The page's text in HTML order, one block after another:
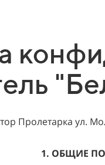
Пролетарка ул.
1. ОБЩИЕ